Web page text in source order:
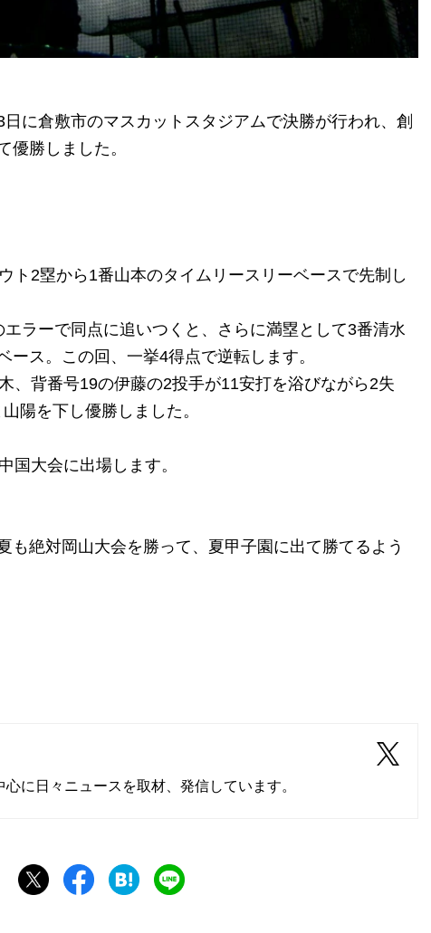
に倉敷市のマスカットスタジアムで決勝が行われ、創
優勝しました。
ト2塁から1番山本のタイムリースリーベースで先制し
ラーで同点に追いつくと、さらに満塁として3番清水
ース。この回、一挙4得点で逆転します。
、背番号19の伊藤の2投手が11安打を浴びながら2失
陽を下し優勝しました。
大会に出場します。
も絶対岡山大会を勝って、夏甲子園に出て勝てるよう
に日々ニュースを取材、発信しています。